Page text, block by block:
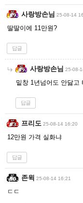
사랑방손님 25-08-14
딸딸이에 11만원?
답글
사랑방손님 25-08-
밑창 1년넘어도 안닳고
답글
프리도 25-08-14 16:20
12만원 가격 실화냐
답글
존윅 25-08-14 16:21
ㄷㄷ